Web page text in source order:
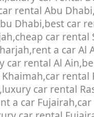
rental Abu
Dhabi,best car
car
a car Al
car rental Al
Khaimah,car
car rental
a car